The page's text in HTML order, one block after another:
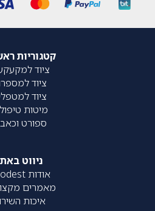
קטגוריות
ציוד
ציוד
ציוד
מיטות
ספורט
ניווט
אודות Goodest
מאמרים
איכות